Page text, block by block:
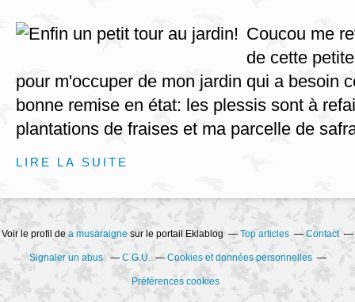
Coucou me
de cette
pour m'occuper de mon jardin qui a besoin
bonne remise en état: les plessis sont à
plantations de fraises et ma parcelle de
LIRE LA SUITE
Voir le profil dea musaraigne sur le portail Eklablog Top articles Contact
Signaler un abus C.G.U. Cookies et données personnelles
Préférences cookies